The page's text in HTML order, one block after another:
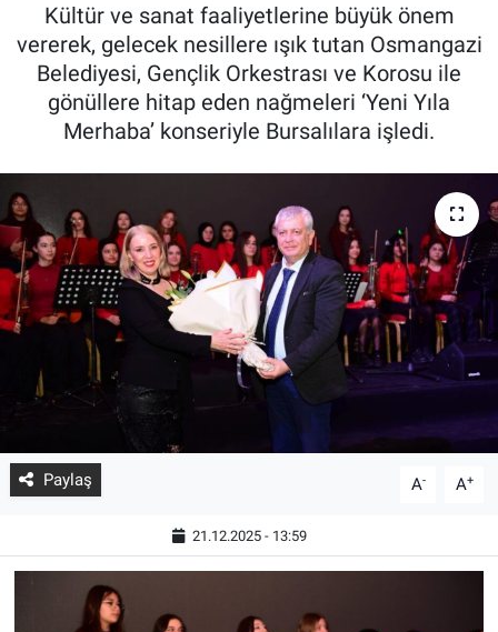
Kültür ve sanat faaliyetlerine büyük önem
vererek, gelecek nesillere ışık tutan Osmangazi
Belediyesi, Gençlik Orkestrası ve Korosu ile
gönüllere hitap eden nağmeleri ‘Yeni Yıla
Merhaba’ konseriyle Bursalılara işledi.
Paylaş A- A+
21.12.2025 - 13:59
SAĞLIK
ASTROLOJİ
Son Dakika Haberleri
Haber Arşivi